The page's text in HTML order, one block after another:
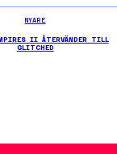
NYARE
II ÅTERVÄNDER TILL
GLITCHED